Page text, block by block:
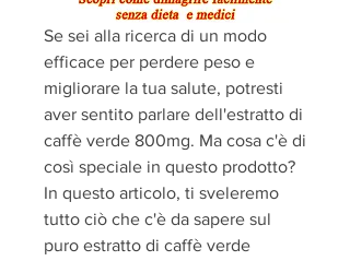
Se sei alla ricerca di un modo
efficace per perdere peso e
migliorare la tua salute, potresti
aver sentito parlare dell'estratto di
caffè verde 800mg. Ma cosa c'è di
così speciale in questo prodotto?
In questo articolo, ti sveleremo
tutto ciò che c'è da sapere sul
puro estratto di caffè verde